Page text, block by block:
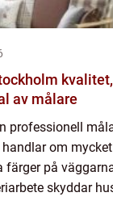
hållbarhet
av målare
professionell
om
färger på
skyddar